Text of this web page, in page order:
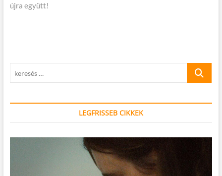
újra együtt!
keresés
LEGFRISSEB CIKKEK